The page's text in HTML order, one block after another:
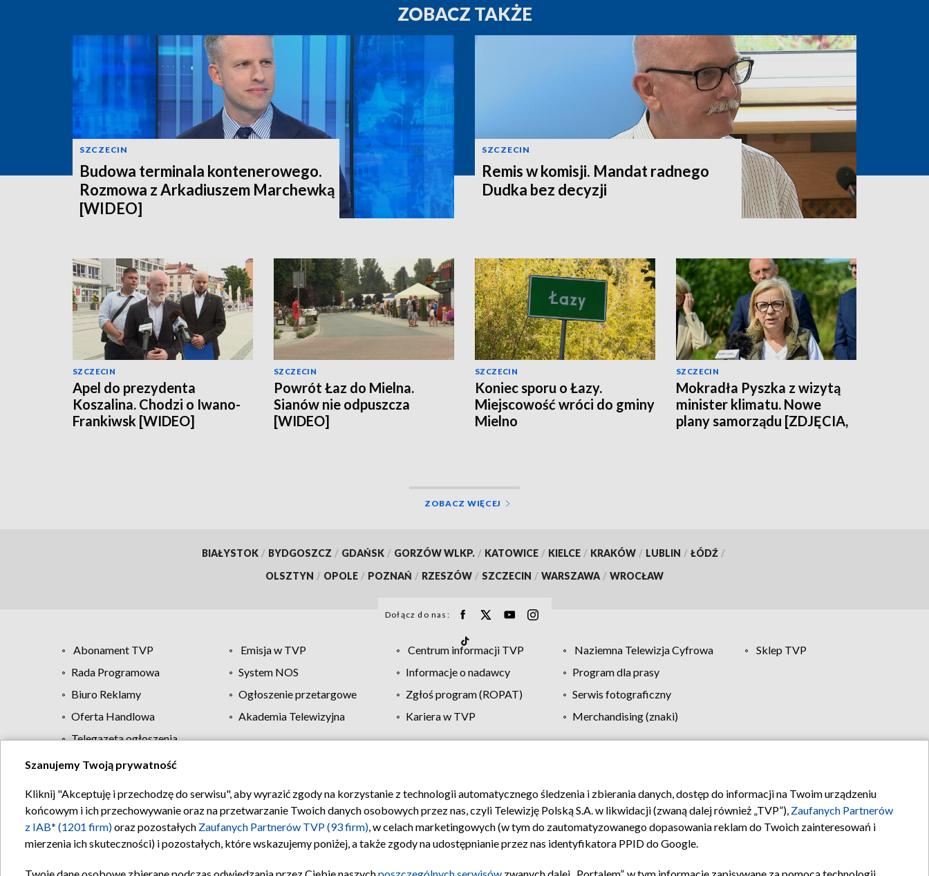
ZOBACZ TAKŻE
SZCZECIN
Budowa terminala kontenerowego.
Rozmowa z Arkadiuszem Marchewką
[WIDEO]
SZCZECIN
Remis w komisji. Mandat radnego
Dudka bez decyzji
SZCZECIN
Apel do prezydenta
Koszalina. Chodzi o Iwano-
Frankiwsk [WIDEO]
SZCZECIN
Powrót Łaz do Mielna.
Sianów nie odpuszcza
[WIDEO]
SZCZECIN
Koniec sporu o Łazy.
Miejscowość wróci do gminy
Mielno
SZCZECIN
Mokradła Pyszka z wizytą
minister klimatu. Nowe
plany samorządu [ZDJĘCIA,
ZOBACZ WIĘCEJ
BIAŁYSTOK / BYDGOSZCZ / GDAŃSK / GORZÓW WLKP. / KATOWICE / KIELCE / KRAKÓW / LUBLIN / ŁÓDŹ /
OLSZTYN / OPOLE / POZNAŃ / RZESZÓW / SZCZECIN / WARSZAWA / WROCŁAW
Dołącz do nas:
Abonament TVP Emisja w TVP Centrum informacji TVP Naziemna Telewizja Cyfrowa
Sklep TVP
Rada Programowa
System NOS Informacje o nadawcy
Program dla prasy
Biuro Reklamy
Ogłoszenie przetargowe Zgłoś program (ROPAT)
Serwis fotograficzny
Oferta Handlowa
Akademia Telewizyjna Kariera w TVP
Merchandising (znaki)
Telegazeta ogłoszenia
Regulamin TVP Polityka prywatności Moje zgody Pomoc Biuro reklamy Kontakt
Szanujemy Twoją prywatność
Kliknij "Akceptuję i przechodzę do serwisu", aby wyrazić zgody na korzystanie z technologii automatycznego śledzenia i zbierania danych, dostęp do informacji na Twoim urządzeniu
końcowym i ich przechowywanie oraz na przetwarzanie Twoich danych osobowych przez nas, czyli Telewizję Polską S.A. w likwidacji (zwaną dalej również „TVP”), Zaufanych Partnerów
z IAB* (1201 firm)oraz pozostałych Zaufanych Partnerów TVP (93 firm), w celach marketingowych (w tym do zautomatyzowanego dopasowania reklam do Twoich zainteresowań i
mierzenia ich skuteczności) i pozostałych, które wskazujemy poniżej, a także zgody na udostępnianie przez nas identyfikatora PPID do Google.